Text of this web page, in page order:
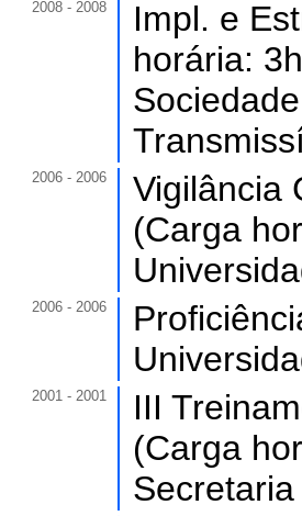
2008 - 2008
Impl. e
horária:
2006 - 2006
Vigilância
(Carga
2006 - 2006
2001 - 2001
III
(Carga